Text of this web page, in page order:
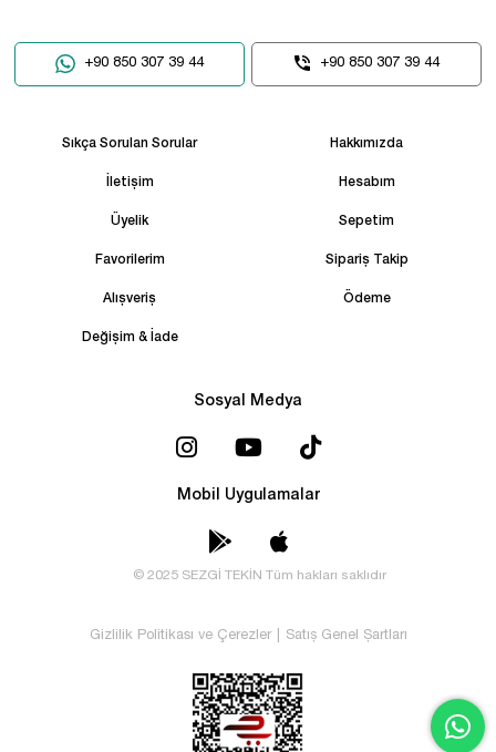
+90 850 307 39 44 +90 850 307 39 44
Sıkça Sorulan Sorular Hakkımızda
İletişim Hesabım
Üyelik Sepetim
Favorilerim Sipariş Takip
Alışveriş Ödeme
Değişim & İade
Sosyal Medya
Mobil Uygulamalar
© 2025 SEZGİ TEKİN Tüm hakları saklıdır
Gizlilik Politikası ve Çerezler Satış Genel Şartları